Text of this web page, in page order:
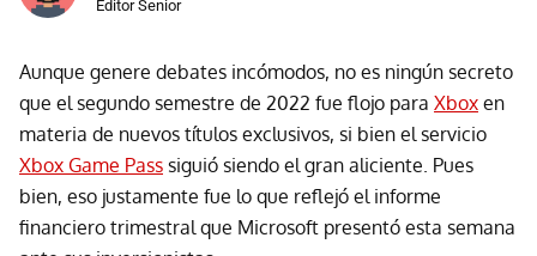
Editor Senior
Aunque genere debates incómodos, no es ningún secreto
que el segundo semestre de 2022 fue flojo para Xbox en
materia de nuevos títulos exclusivos, si bien el servicio
Xbox Game Pass siguió siendo el gran aliciente. Pues
bien, eso justamente fue lo que reflejó el informe
financiero trimestral que Microsoft presentó esta semana